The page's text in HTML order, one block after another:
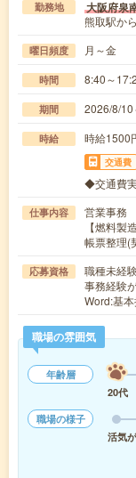
勤務地 大阪府泉
熊取駅か
曜日頻度 月～金
時間 8:40～
期間 2026/8/
時給 時給1500
交通費
◆交通費
仕事内容
営業事務
【燃料製
帳票整理(
応募資格
職種未経
事務経験
Word:基
職場の雰囲気
年齢層
20代
職場の様子
活気